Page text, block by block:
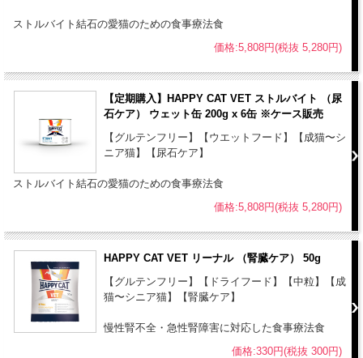
●獣医師が特に推奨する場合を除き、1日の給与量を複数回に分けて与
【保存方法】
●ハッピーキャットは、合成保存料は無添加です。高温多湿、直射日
光を避け、涼しい場所での保管をお願いします。
●開封後は賞味期限に関わらず、なるべくお早めにご使用ください。
●本品は猫専用フードです。誤食防止のため、小児の手の届かない場
所に保管してください。
●本品は自然素材を使用しておりますので、原材料の産地や収穫時期
等により、粒の見た目や大きさに若干差がある場合がありますが、品
質上問題はありません。
●開封後は虫が入らないように、しっかりと密封して下さい。
ストルバイト結石の愛猫のための食事療法食
価格:5,808円(税抜 5,280円)
【定期購入】HAPPY CAT VET ストルバイト （尿
石ケア） ウェット缶 200g x 6缶 ※ケース販売
【グルテンフリー】【ウエットフード】【成猫〜シ
ニア猫】【尿石ケア】
ストルバイト結石の愛猫のための食事療法食
価格:5,808円(税抜 5,280円)
HAPPY CAT VET リーナル （腎臓ケア） 50g
【グルテンフリー】【ドライフード】【中粒】【成
猫〜シニア猫】【腎臓ケア】
慢性腎不全・急性腎障害に対応した食事療法食
価格:330円(税抜 300円)